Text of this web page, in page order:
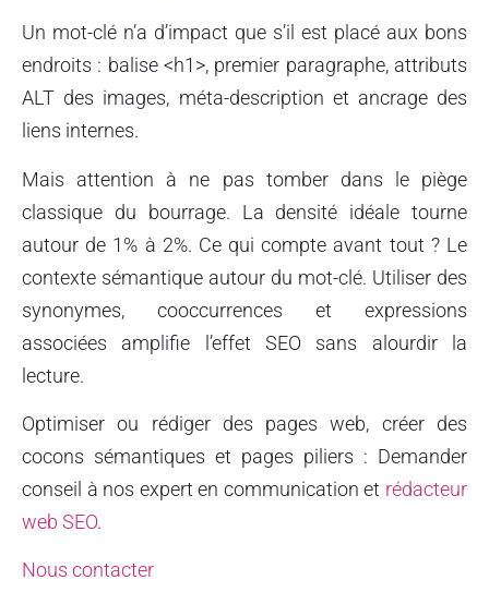
Un mot-clé n’a d’impact que s’il est placé aux bons
endroits : balise <h1>, premier paragraphe, attributs
ALT des images, méta-description et ancrage des
liens internes.
Mais attention à ne pas tomber dans le piège
classique du bourrage. La densité idéale tourne
autour de 1% à 2%. Ce qui compte avant tout ? Le
contexte sémantique autour du mot-clé. Utiliser des
synonymes, cooccurrences et expressions
associées amplifie l’effet SEO sans alourdir la
lecture.
Optimiser ou rédiger des pages web, créer des
cocons sémantiques et pages piliers : Demander
conseil à nos expert en communication et rédacteur
web SEO.
Nous contacter